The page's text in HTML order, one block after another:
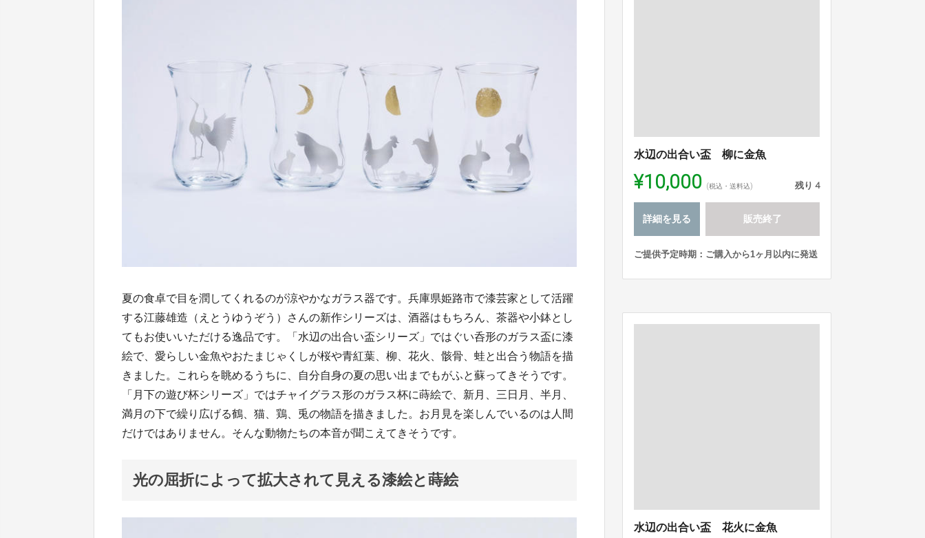
夏の食卓で目を潤してくれるのが涼やかなガラス器です。兵庫県姫路市で漆芸家として活躍
する江藤雄造（えとうゆうぞう）さんの新作シリーズは、酒器はもちろん、茶器や小鉢とし
てもお使いいただける逸品です。「水辺の出合い盃シリーズ」ではぐい呑形のガラス盃に漆
絵で、愛らしい金魚やおたまじゃくしが桜や青紅葉、柳、花火、骸骨、蛙と出合う物語を描
きました。これらを眺めるうちに、自分自身の夏の思い出までもがふと蘇ってきそうです。
「月下の遊び杯シリーズ」ではチャイグラス形のガラス杯に蒔絵で、新月、三日月、半月、
満月の下で繰り広げる鶴、猫、鶏、兎の物語を描きました。お月見を楽しんでいるのは人間
だけではありません。そんな動物たちの本音が聞こえてきそうです。
光の屈折によって拡大されて見える漆絵と蒔絵
水辺の出合い盃 柳に金魚
¥10,000 (税込・送料込) 残り 4
詳細を見る 販売終了
ご提供予定時期：ご購入から1ヶ月以内に発送
水辺の出合い盃 花火に金魚